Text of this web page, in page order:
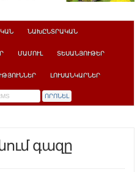
ՆԱԽԸՆՏՐԱԿԱՆ
ՄԱՄՈՒԼ ՏԵՍԱՆՅՈՒԹԵՐ
ԼՈՒՍԱՆԿԱՐՆԵՐ
գազը